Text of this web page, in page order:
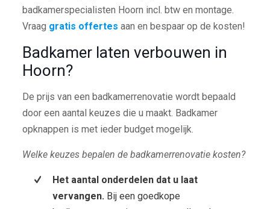
badkamerspecialisten Hoorn incl. btw en montage.
Vraag gratis offertes aan en bespaar op de kosten!
Badkamer laten verbouwen in
Hoorn?
De prijs van een badkamerrenovatie wordt bepaald
door een aantal keuzes die u maakt. Badkamer
opknappen is met ieder budget mogelijk.
Welke keuzes bepalen de badkamerrenovatie kosten?
Het aantal onderdelen dat u laat
vervangen. Bij een goedkope